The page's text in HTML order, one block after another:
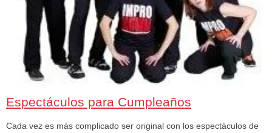
Espectáculos para Cumpleaños
Cada vez es más complicado ser original con los espectáculos de